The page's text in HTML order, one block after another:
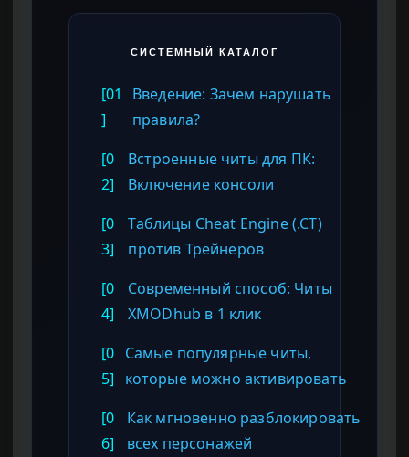
СИСТЕМНЫЙ КАТАЛОГ
[01
]
Введение: Зачем нарушать
правила?
[0
2]
Встроенные читы для ПК:
Включение консоли
[0
3]
Таблицы Cheat Engine (.CT)
против Трейнеров
[0
4]
Современный способ: Читы
XMODhub в 1 клик
[0
5]
Самые популярные читы,
которые можно активировать
[0
6]
Как мгновенно разблокировать
всех персонажей